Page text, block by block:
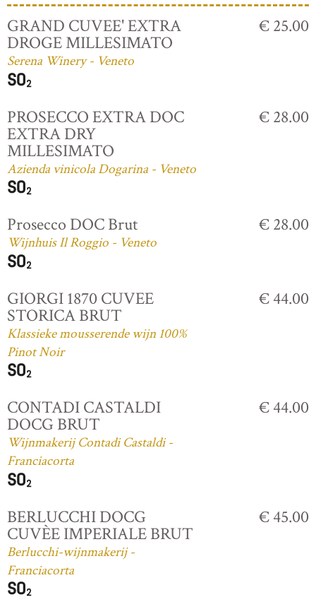
GRAND CUVEE' EXTRA
DROGE MILLESIMATO
Serena Winery - Veneto
€ 25.00
PROSECCO EXTRA DOC
EXTRA DRY
MILLESIMATO
Azienda vinicola Dogarina - Veneto
€ 28.00
Prosecco DOC Brut
Wijnhuis Il Roggio - Veneto
€ 28.00
GIORGI 1870 CUVEE
STORICA BRUT
Klassieke mousserende wijn 100%
Pinot Noir
€ 44.00
CONTADI CASTALDI
DOCG BRUT
Wijnmakerij Contadi Castaldi -
Franciacorta
€ 44.00
BERLUCCHI DOCG
CUVÈE IMPERIALE BRUT
Berlucchi-wijnmakerij -
Franciacorta
€ 45.00